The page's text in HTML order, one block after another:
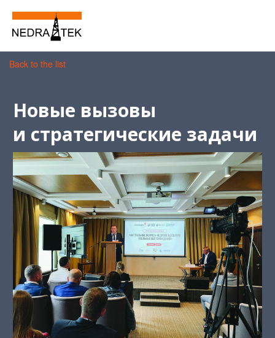
Back to the list
Новые вызовы
и стратегические задачи